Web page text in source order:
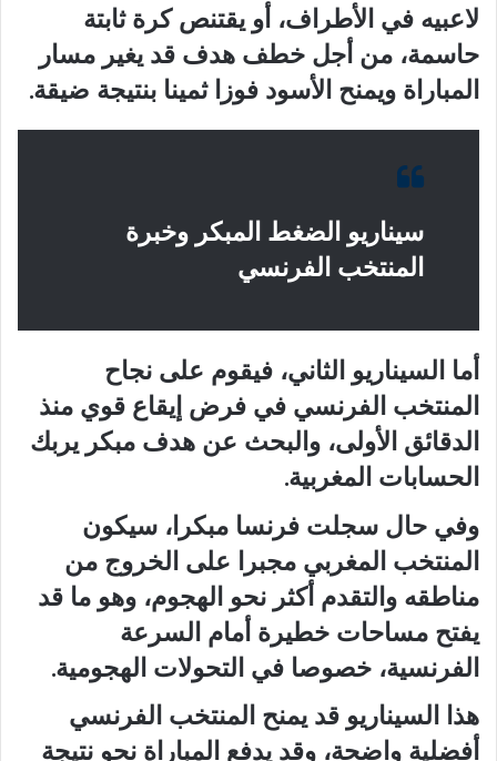
لاعبيه في الأطراف، أو يقتنص كرة ثابتة
حاسمة، من أجل خطف هدف قد يغير مسار
المباراة ويمنح الأسود فوزا ثمينا بنتيجة ضيقة.
سيناريو الضغط المبكر وخبرة
المنتخب الفرنسي
أما السيناريو الثاني، فيقوم على نجاح
المنتخب الفرنسي في فرض إيقاع قوي منذ
الدقائق الأولى، والبحث عن هدف مبكر يربك
الحسابات المغربية.
وفي حال سجلت فرنسا مبكرا، سيكون
المنتخب المغربي مجبرا على الخروج من
مناطقه والتقدم أكثر نحو الهجوم، وهو ما قد
يفتح مساحات خطيرة أمام السرعة
الفرنسية، خصوصا في التحولات الهجومية.
هذا السيناريو قد يمنح المنتخب الفرنسي
أفضلية واضحة، وقد يدفع المباراة نحو نتيجة